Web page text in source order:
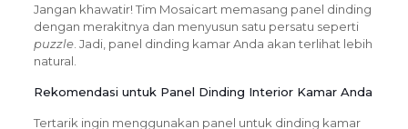
Jangan khawatir! Tim Mosaicart memasang panel dinding
dengan merakitnya dan menyusun satu persatu seperti
puzzle. Jadi, panel dinding kamar Anda akan terlihat lebih
natural.
Rekomendasi untuk Panel Dinding Interior Kamar Anda
Tertarik ingin menggunakan panel untuk dinding kamar